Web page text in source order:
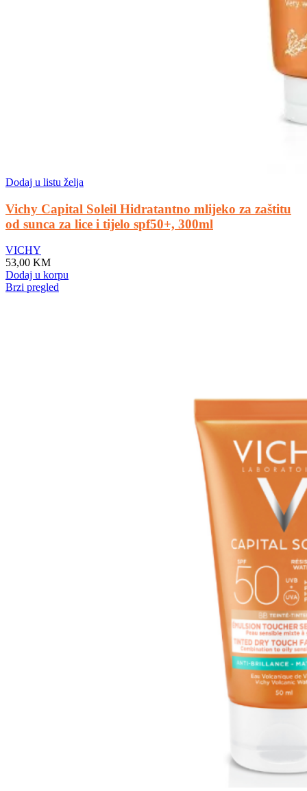
Dodaj u listu želja
Vichy Capital Soleil Hidratantno mlijeko za zaštitu
od sunca za lice i tijelo spf50+, 300ml
VICHY
53,00 KM
Dodaj u korpu
Brzi pregled